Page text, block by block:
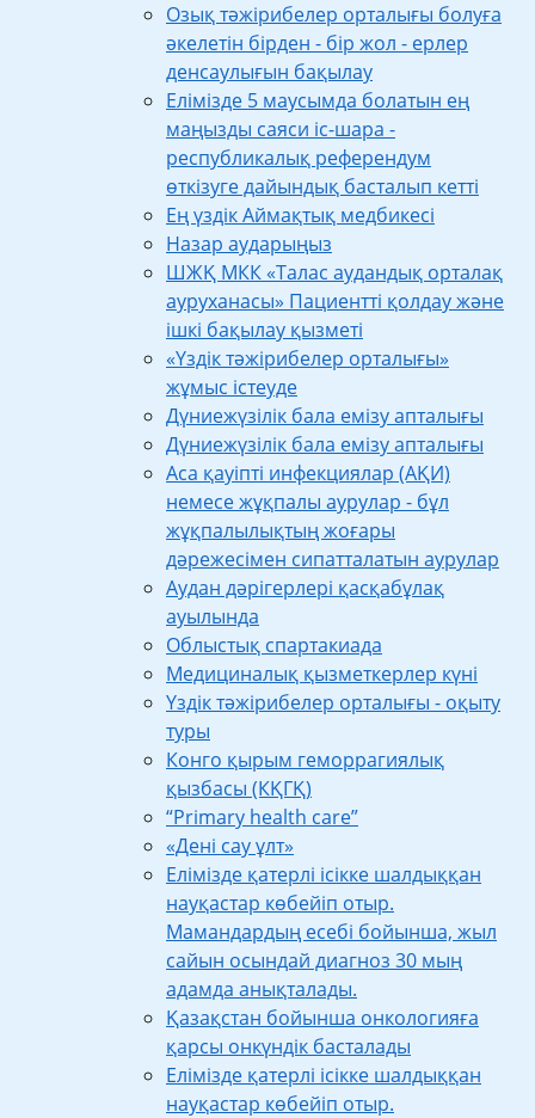
Озық тәжірибелер орталығы болуға
әкелетін бірден - бір жол - ерлер
денсаулығын бақылау
Елімізде 5 маусымда болатын ең
маңызды саяси іс-шара -
республикалық референдум
өткізуге дайындық басталып кетті
Ең үздік Аймақтық медбикесі
Назар аударыңыз
ШЖҚ МКК «Талас аудандық орталақ
ауруханасы» Пациентті қолдау және
ішкі бақылау қызметі
«Үздік тәжірибелер орталығы»
жұмыс істеуде
Дүниежүзілік бала емізу апталығы
Дүниежүзілік бала емізу апталығы
Аса қауіпті инфекциялар (АҚИ)
немесе жұқпалы аурулар - бұл
жұқпалылықтың жоғары
дәрежесімен сипатталатын аурулар
Аудан дәрігерлері қасқабұлақ
ауылында
Облыстық спартакиада
Медициналық қызметкерлер күні
Үздік тәжірибелер орталығы - оқыту
туры
Конго қырым геморрагиялық
қызбасы (КҚГҚ)
“Primary health care”
«Дені сау ұлт»
Елімізде қатерлі ісікке шалдыққан
науқастар көбейіп отыр.
Мамандардың есебі бойынша, жыл
сайын осындай диагноз 30 мың
адамда анықталады.
Қазақстан бойынша онкологияға
қарсы онкүндік басталады
Елімізде қатерлі ісікке шалдыққан
науқастар көбейіп отыр.